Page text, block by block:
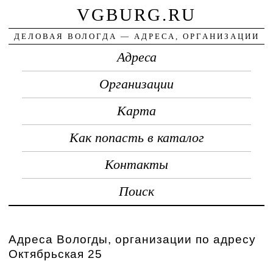
VGBURG.RU
ДЕЛОВАЯ ВОЛОГДА — АДРЕСА, ОРГАНИЗАЦИИ
Адреса
Организации
Карта
Как попасть в каталог
Контакты
Поиск
Адреса Вологды, организации по адресу
Октябрьская 25